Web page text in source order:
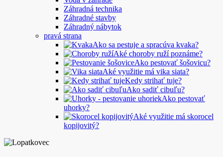
Záhradná technika
Záhradné stavby
Záhradný nábytok
pravá strana
Ako sa pestuje a spracúva kvaka?
Aké choroby ruží poznáme?
Ako pestovať šošovicu?
Aké využitie má vika siata?
Kedy strihať tuje?
Ako sadiť cibuľu?
Ako pestovať
uhorky?
Aké využitie má skorocel
kopijovitý?